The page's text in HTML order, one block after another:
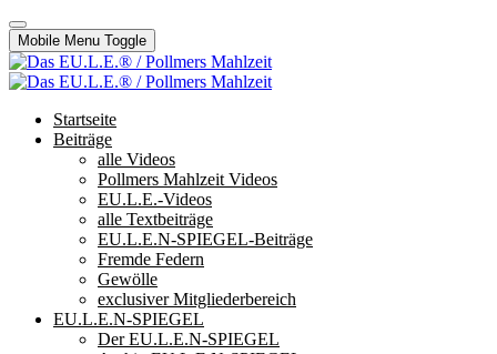
Mobile Menu Toggle
Startseite
Beiträge
alle Videos
Pollmers Mahlzeit Videos
EU.L.E.-Videos
alle Textbeiträge
EU.L.E.N-SPIEGEL-Beiträge
Fremde Federn
Gewölle
exclusiver Mitgliederbereich
EU.L.E.N-SPIEGEL
Der EU.L.E.N-SPIEGEL